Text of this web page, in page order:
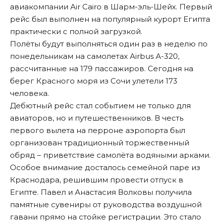
авиакомпании Air Cairo в Шарм-эль-Шейх. Первый
рейс был выполнен на популярный курорт Египта
практически с полной загрузкой.
Полёты будут выполняться один раз в неделю по
понедельникам на самолетах Airbus А-320,
рассчитанные на 179 пассажиров. Сегодня на
берег Красного моря из Сочи улетели 173
человека.
Дебютный рейс стал событием не только для
авиаторов, но и путешественников. В честь
первого вылета на перроне аэропорта был
организован традиционный торжественный
обряд – приветствие самолёта водяными арками.
Особое внимание досталось семейной паре из
Краснодара, решившим провести отпуск в
Египте. Павел и Анастасия Волковы получила
памятные сувениры от руководства воздушной
гавани прямо на стойке регистрации. Это стало